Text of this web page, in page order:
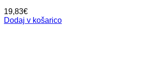
19,83€
Dodaj v košarico